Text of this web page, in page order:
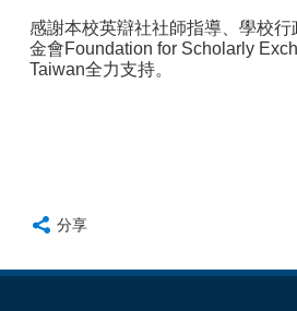
感謝本校英辯社社師指導、學校
金會Foundation for Scholarly
Taiwan全力支持。
分享